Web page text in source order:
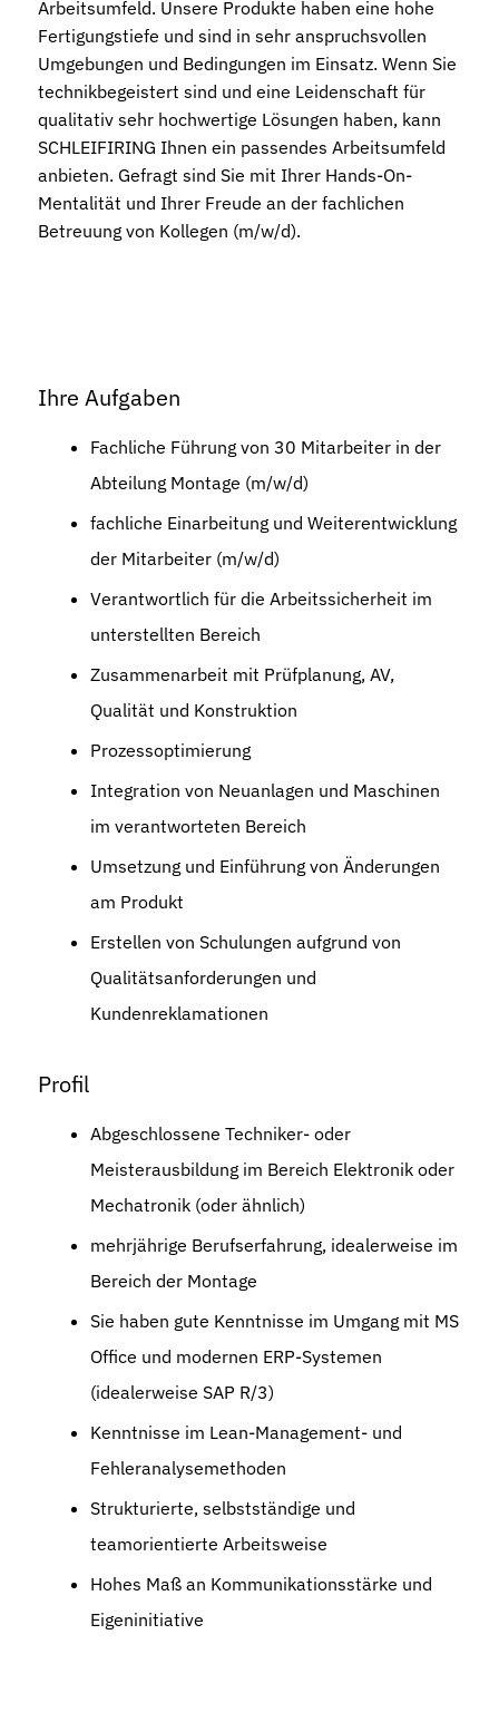
Arbeitsumfeld. Unsere Produkte haben eine hohe
Fertigungstiefe und sind in sehr anspruchsvollen
Umgebungen und Bedingungen im Einsatz. Wenn Sie
technikbegeistert sind und eine Leidenschaft für
qualitativ sehr hochwertige Lösungen haben, kann
SCHLEIFIRING Ihnen ein passendes Arbeitsumfeld
anbieten. Gefragt sind Sie mit Ihrer Hands-On-
Mentalität und Ihrer Freude an der fachlichen
Betreuung von Kollegen (m/w/d).
Ihre Aufgaben
Fachliche Führung von 30 Mitarbeiter in der
Abteilung Montage (m/w/d)
fachliche Einarbeitung und Weiterentwicklung
der Mitarbeiter (m/w/d)
Verantwortlich für die Arbeitssicherheit im
unterstellten Bereich
Zusammenarbeit mit Prüfplanung, AV,
Qualität und Konstruktion
Prozessoptimierung
Integration von Neuanlagen und Maschinen
im verantworteten Bereich
Umsetzung und Einführung von Änderungen
am Produkt
Erstellen von Schulungen aufgrund von
Qualitätsanforderungen und
Kundenreklamationen
Profil
Abgeschlossene Techniker- oder
Meisterausbildung im Bereich Elektronik oder
Mechatronik (oder ähnlich)
mehrjährige Berufserfahrung, idealerweise im
Bereich der Montage
Sie haben gute Kenntnisse im Umgang mit MS
Office und modernen ERP-Systemen
(idealerweise SAP R/3)
Kenntnisse im Lean-Management- und
Fehleranalysemethoden
Strukturierte, selbstständige und
teamorientierte Arbeitsweise
Hohes Maß an Kommunikationsstärke und
Eigeninitiative